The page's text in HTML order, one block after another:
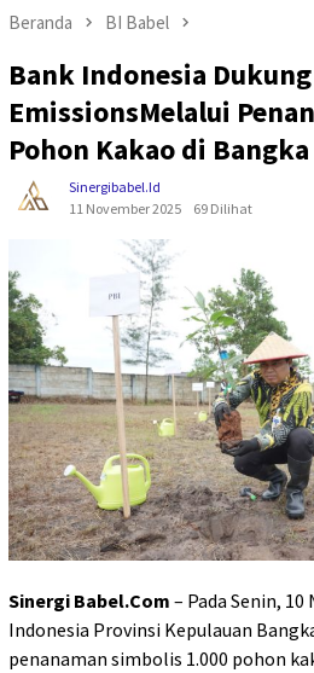
Beranda BI Babel
Bank Indonesia
EmissionsMelalui
Pohon Kakao di
Sinergibabel.id
11 November 2025
69 Dilihat
Sinergi Babel.Com – Pada Senin,
Indonesia Provinsi Kepulauan
penanaman simbolis 1.000 pohon